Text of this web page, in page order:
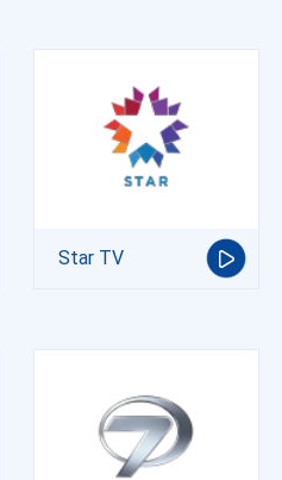
Star TV